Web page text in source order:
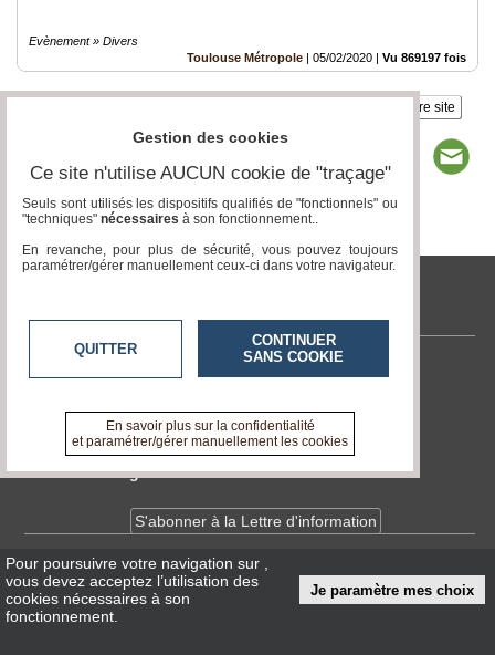
Evènement » Divers
Toulouse Métropole | 05/02/2020 | Vu 869197 fois
Insérez sur votre site
tvlocale.fr
Contactez-nous
A propos de tvlocale.fr
Devenir délégué
S'abonner à la Lettre d'information
InfosCNIL/RGPD
Conditions Générales d'Utilisation
Pour poursuivre votre navigation sur
vous devez acceptez l’utilisation des
cookies nécessaires à son
fonctionnement.
Je paramètre mes choix
Gestion des cookies
Ce site n'utilise AUCUN cookie de "traçage"
Seuls sont utilisés les dispositifs qualifiés de "fonctionnels" ou
"techniques" nécessaires à son fonctionnement..
En revanche, pour plus de sécurité, vous pouvez toujours
paramétrer/gérer manuellement ceux-ci dans votre navigateur.
QUITTER
CONTINUER
SANS COOKIE
En savoir plus sur la confidentialité
et paramétrer/gérer manuellement les cookies